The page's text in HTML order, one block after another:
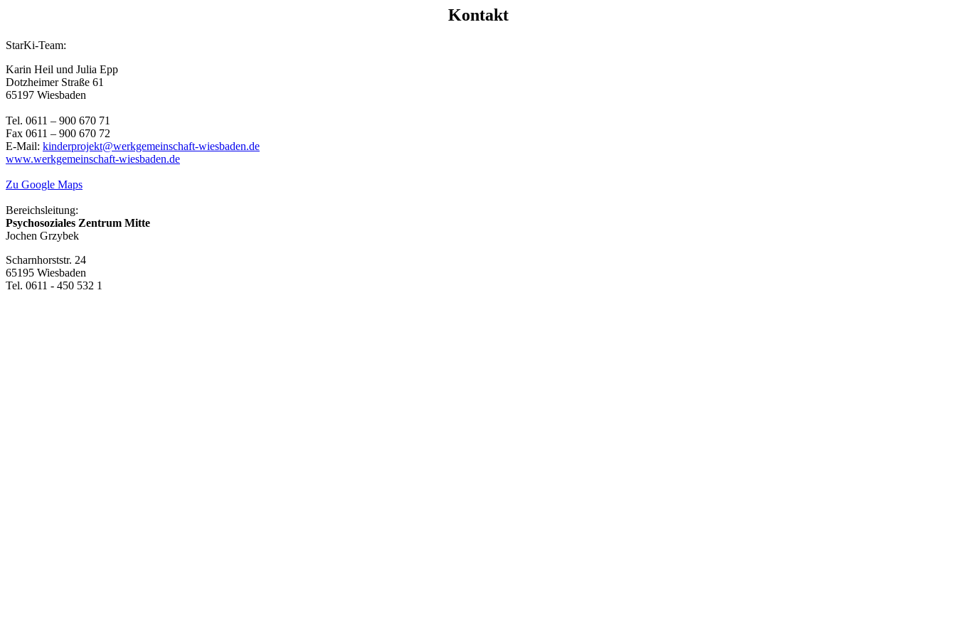
Kontakt
StarKi-Team:
Karin Heil und Julia Epp
Dotzheimer Straße 61
65197 Wiesbaden
Tel. 0611 – 900 670 71
Fax 0611 – 900 670 72
E-Mail: kinderprojekt@werkgemeinschaft-wiesbaden.de
www.werkgemeinschaft-wiesbaden.de
Zu Google Maps
Bereichsleitung:
Psychosoziales Zentrum Mitte
Jochen Grzybek
Scharnhorststr. 24
65195 Wiesbaden
Tel. 0611 - 450 532 1